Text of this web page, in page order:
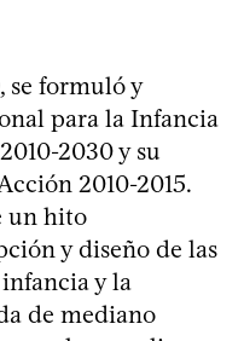
se formuló y
para la Infancia
2030 y su
2010-2015.
un hito
y diseño de las
y la
de mediano